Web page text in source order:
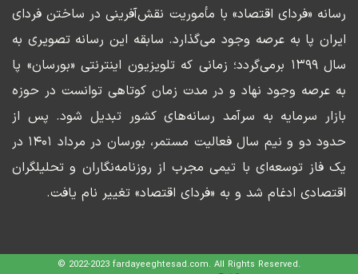
رسانه «فردای اقتصاد» با مأموریت نقش‌آفرینی در ساختن فردای
ایران پا به عرصه وجود می‌گذارد. سابقه این رسانه تصویری به
سال ۱۳۹۹ برمی‌گردد؛ زمانی که تلویزیون اینترنتی «بورسان» پا
به عرصه وجود نهاد و در مدت زمان کوتاهی توانست در حوزه
بازار سرمایه به سرآمد رسانه‌های کشور تبدیل شود. پس از
حدود دو و نیم سال فعالیت مستمر، بورسان در مرداد ۱۴۰۱ در
یک فاز توسعه‌ای با تیمی مجرب از روزنامه‌نگاران و تحلیلگران
اقتصادی ادغام شد و به «فردای اقتصاد» تغییر نام یافت.
© 2022-2023 fardayeeghtesad.com. All Rights Reserved.